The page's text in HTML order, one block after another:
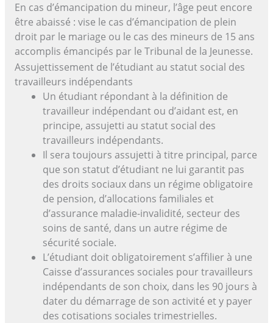
En cas d’émancipation du mineur, l’âge peut encore
être abaissé : vise le cas d’émancipation de plein
droit par le mariage ou le cas des mineurs de 15 ans
accomplis émancipés par le Tribunal de la Jeunesse.
Assujettissement de l’étudiant au statut social des
travailleurs indépendants
Un étudiant répondant à la définition de
travailleur indépendant ou d’aidant est, en
principe, assujetti au statut social des
travailleurs indépendants.
Il sera toujours assujetti à titre principal, parce
que son statut d’étudiant ne lui garantit pas
des droits sociaux dans un régime obligatoire
de pension, d’allocations familiales et
d’assurance maladie-invalidité, secteur des
soins de santé, dans un autre régime de
sécurité sociale.
L’étudiant doit obligatoirement s’affilier à une
Caisse d’assurances sociales pour travailleurs
indépendants de son choix, dans les 90 jours à
dater du démarrage de son activité et y payer
des cotisations sociales trimestrielles.